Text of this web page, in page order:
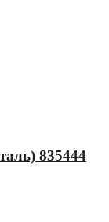
835444